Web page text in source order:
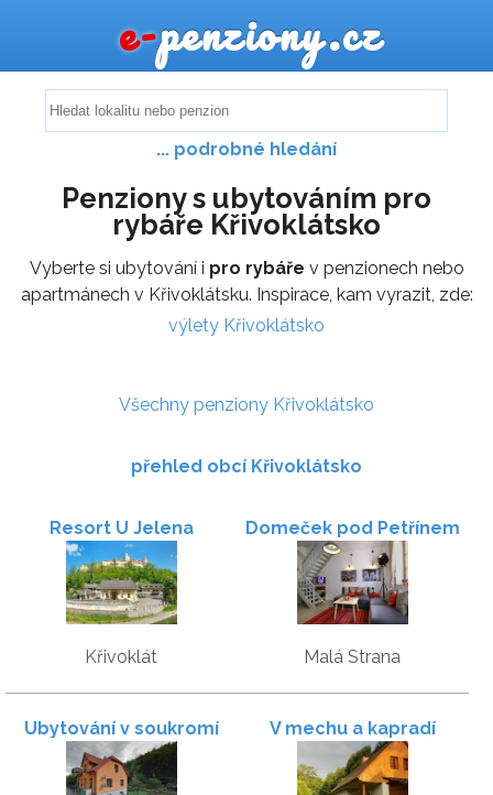
e-penziony.cz
... podrobné hledání
Penziony s ubytováním pro
rybáře Křivoklátsko
Vyberte si ubytování i pro rybáře v penzionech nebo
apartmánech v Křivoklátsku. Inspirace, kam vyrazit, zde:
výlety Křivoklátsko
Všechny penziony Křivoklátsko
přehled obcí Křivoklátsko
Resort U Jelena
Křivoklát
Domeček pod Petřínem
Malá Strana
Ubytování v soukromí V mechu a kapradí